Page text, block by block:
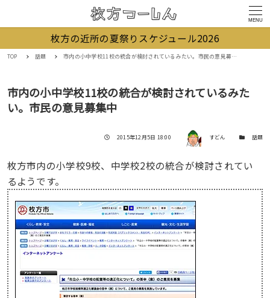
MENU
枚方の近所の夏祭りスケジュール2026
TOP 話題 市内の小中学校11校の統合が検討されているみたい。市民の意見募集中
市内の小中学校11校の統合が検討されているみた
い。市民の意見募集中
投稿日
2015年12月5日 18:00 著者 すどん カテゴリー
話題
枚方市内の小学校9校、中学校2校の統合が検討されてい
るようです。